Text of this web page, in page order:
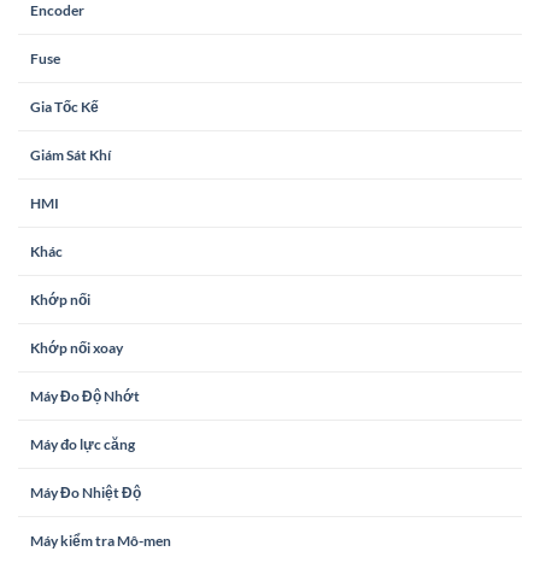
Encoder
Fuse
Gia Tốc Kế
Giám Sát Khí
HMI
Khác
Khớp nối
Khớp nối xoay
Máy Đo Độ Nhớt
Máy đo lực căng
Máy Đo Nhiệt Độ
Máy kiểm tra Mô-men